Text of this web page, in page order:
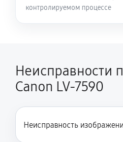
контролируемом процессе
Неисправности
Canon LV-7590
Неисправность